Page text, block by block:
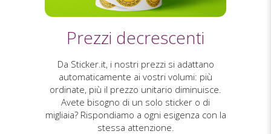
Prezzi decrescenti
Da Sticker.it, i nostri prezzi si adattano
automaticamente ai vostri volumi: più
ordinate, più il prezzo unitario diminuisce.
Avete bisogno di un solo sticker o di
migliaia? Rispondiamo a ogni esigenza con la
stessa attenzione.